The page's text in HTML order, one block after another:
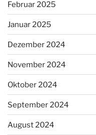
Februar 2025
Januar 2025
Dezember 2024
November 2024
Oktober 2024
September 2024
August 2024